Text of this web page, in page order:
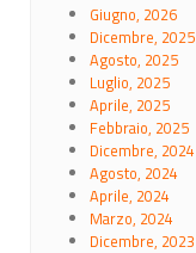
Giugno, 2026
Dicembre, 2025
Agosto, 2025
Luglio, 2025
Aprile, 2025
Febbraio, 2025
Dicembre, 2024
Agosto, 2024
Aprile, 2024
Marzo, 2024
Dicembre, 2023